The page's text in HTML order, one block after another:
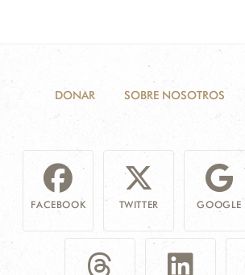
DONAR SOBRE NOSOTROS
FACEBOOK TWITTER GOOGLE